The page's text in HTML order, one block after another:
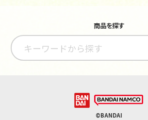
商品を探す
©BANDAI